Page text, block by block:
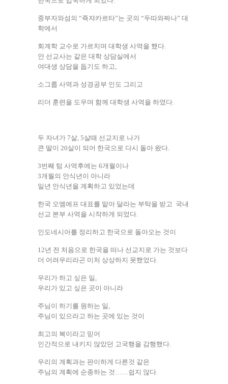
중부자와섬의 “죡쟈카르타”는 곳의 “두따와짜나” 대
학에서
회계학 교수로 가르치며 대학생 사역을 했다.
안 선교사는 같은 대학 상담실에서
여대생 상담을 돕기도 하고,
소그룹 사역과 성경공부 인도 그리고
리더 훈련을 도우며 함께 대학생 사역을 하였다.
두 자녀가 7살, 5살때 선교지로 나가
큰 딸이 20살이 되어 한국으로 다시 돌아 왔다.
3번째 텀 사역후에는 6개월이나
3개월의 안식년이 아니라
일년 안식년을 계획하고 있었는데
한국 오엠에프 대표를 맡아 달라는 부탁을 받고 국내
선교 본부 사역을 시작하게 되었다.
인도네시아를 정리하고 한국으로 돌아오는 것이
12년 전 처음으로 한국을 떠나 선교지로 가는 것보다
더 어려우리라곤 미처 상상하지 못했었다.
우리가 하고 싶은 일,
우리가 있고 싶은 곳이 아니라
주님이 하기를 원하는 일,
주님이 있으라고 하는 곳에 있는 것이
최고의 복이라고 믿어
인간적으로 내키지 않았던 고국행을 감행했다.
우리의 계획과는 판이하게 다른것 같은
주님의 계획에 순종하는 것……쉽지 않다.